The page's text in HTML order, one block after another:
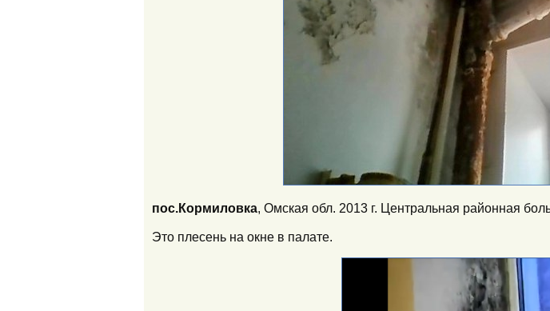
пос.Кормиловка, Омская обл. 2013 г. Центральная районная
Это плесень на окне в палате.